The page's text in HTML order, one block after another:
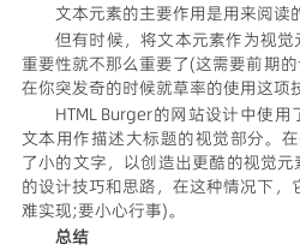
文本元素的主要作用是用来阅读
但有时候，将文本元素作为视
重要性就不那么重要了(这需要前期
在你突发奇的时候就草率的使用这项
HTML Burger的网站设计中使
文本用作描述大标题的视觉部分。
了小的文字，以创造出更酷的视觉
的设计技巧和思路，在这种情况下
难实现;要小心行事)。
总结